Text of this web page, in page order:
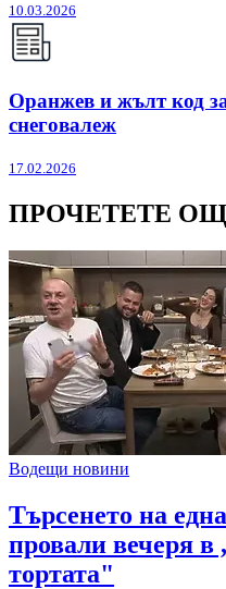
10.03.2026
Оранжев и жълт код
снеговалеж
17.02.2026
ПРОЧЕТЕТЕ
Водещи новини
Търсенето на
провали вечеря
тортата"